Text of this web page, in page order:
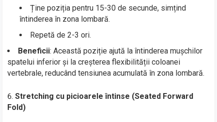
Ține poziția pentru 15-30 de secunde, simțind
întinderea în zona lombară.
Repetă de 2-3 ori.
Beneficii: Această poziție ajută la întinderea mușchilor
spatelui inferior și la creșterea flexibilității coloanei
vertebrale, reducând tensiunea acumulată în zona lombară.
Stretching cu picioarele întinse (Seated Forward
Fold)